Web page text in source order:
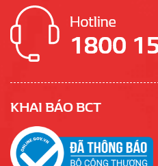
KHAI BÁO BCT